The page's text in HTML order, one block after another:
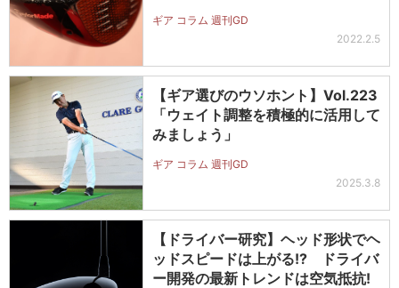
ギア コラム 週刊GD
2022.2.5
【ギア選びのウソホント】Vol.223
「ウェイト調整を積極的に活用して
みましょう」
ギア コラム 週刊GD
2025.3.8
【ドライバー研究】ヘッド形状でヘ
ッドスピードは上がる!? ドライバ
ー開発の最新トレンドは空気抵抗!